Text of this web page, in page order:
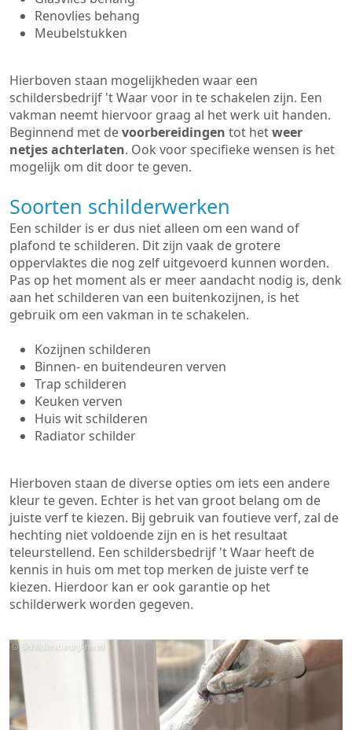
Renovlies behang
Meubelstukken
Hierboven staan mogelijkheden waar een
schildersbedrijf 't Waar voor in te schakelen zijn. Een
vakman neemt hiervoor graag al het werk uit handen.
Beginnend met devoorbereidingen tot hetweer
netjes achterlaten. Ook voor specifieke wensen is het
mogelijk om dit door te geven.
Soorten schilderwerken
Een schilder is er dus niet alleen om een wand of
plafond te schilderen. Dit zijn vaak de grotere
oppervlaktes die nog zelf uitgevoerd kunnen worden.
Pas op het moment als er meer aandacht nodig is, denk
aan het schilderen van een buitenkozijnen, is het
gebruik om een vakman in te schakelen.
Kozijnen schilderen
Binnen- en buitendeuren verven
Trap schilderen
Keuken verven
Huis wit schilderen
Radiator schilder
Hierboven staan de diverse opties om iets een andere
kleur te geven. Echter is het van groot belang om de
juiste verf te kiezen. Bij gebruik van foutieve verf, zal de
hechting niet voldoende zijn en is het resultaat
teleurstellend. Een schildersbedrijf 't Waar heeft de
kennis in huis om met top merken de juiste verf te
kiezen. Hierdoor kan er ook garantie op het
schilderwerk worden gegeven.